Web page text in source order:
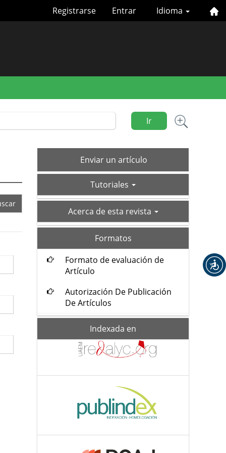
Idioma
Registrarse Entrar
Ir
Enviar
un
Enviar un artículo
Tutoriales
acerca-Acerca de esta revista
Formatos
Formato de evaluación de
Artículo
Autorización De Publicación
De Artículos
Indexada en